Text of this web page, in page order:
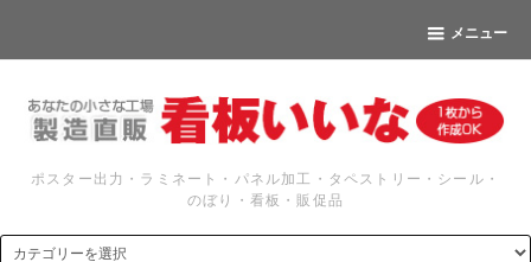
メニュー
ポスター出力・ラミネート・パネル加工・タペストリー・シール・
のぼり・看板・販促品